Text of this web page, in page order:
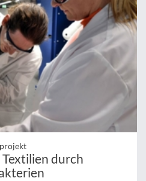
durch